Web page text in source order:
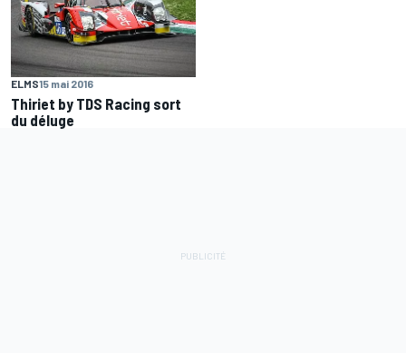
ELMS15 mai 2016
Thiriet by TDS Racing sort
du déluge